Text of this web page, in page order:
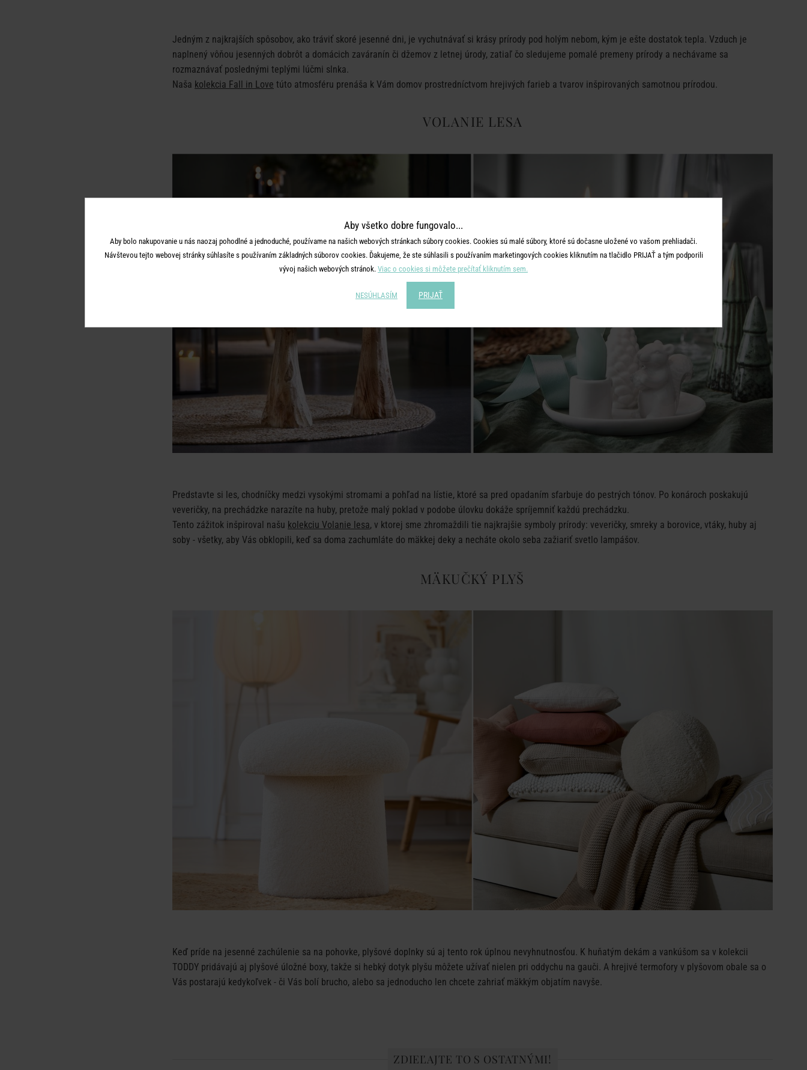
Jedným z najkrajších spôsobov, ako tráviť skoré jesenné dni, je vychutnávať si krásy prírody pod holým nebom, kým je ešte dostatok tepla. Vzduch je
naplnený vôňou jesenných dobrôt a domácich zaváranín či džemov z letnej úrody, zatiaľ čo sledujeme pomalé premeny prírody a nechávame sa
rozmaznávať poslednými teplými lúčmi slnka.
Naša kolekcia Fall in Love túto atmosféru prenáša k Vám domov prostredníctvom hrejivých farieb a tvarov inšpirovaných samotnou prírodou.
VOLANIE LESA
Predstavte si les, chodníčky medzi vysokými stromami a pohľad na lístie, ktoré sa pred opadaním sfarbuje do pestrých tónov. Po konároch poskakujú
veveričky, na prechádzke narazíte na huby, pretože malý poklad v podobe úlovku dokáže spríjemniť každú prechádzku.
Tento zážitok inšpiroval našu kolekciu Volanie lesa, v ktorej sme zhromaždili tie najkrajšie symboly prírody: veveričky, smreky a borovice, vtáky, huby aj
soby - všetky, aby Vás obklopili, keď sa doma zachumláte do mäkkej deky a necháte okolo seba zažiariť svetlo lampášov.
MÄKUČKÝ PLYŠ
Keď príde na jesenné zachúlenie sa na pohovke, plyšové doplnky sú aj tento rok úplnou nevyhnutnosťou. K huňatým dekám a vankúšom sa v kolekcii
TODDY pridávajú aj plyšové úložné boxy, takže si hebký dotyk plyšu môžete užívať nielen pri oddychu na gauči. A hrejivé termofory v plyšovom obale sa o
Vás postarajú kedykoľvek - či Vás bolí brucho, alebo sa jednoducho len chcete zahriať mäkkým objatím navyše.
ZDIEĽAJTE TO S OSTATNÝMI!
Aby všetko dobre fungovalo...
Aby bolo nakupovanie u nás naozaj pohodlné a jednoduché, používame na našich webových stránkach súbory cookies. Cookies sú malé súbory, ktoré sú dočasne uložené vo vašom prehliadači.
Návštevou tejto webovej stránky súhlasíte s používaním základných súborov cookies. Ďakujeme, že ste súhlasili s používaním marketingových cookies kliknutím na tlačidlo PRIJAŤ a tým podporili
vývoj našich webových stránok. Viac o cookies si môžete prečítať kliknutím sem.
NESÚHLASÍM PRIJAŤ